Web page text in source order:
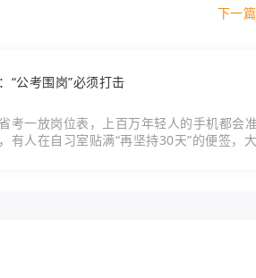
下一篇
“公考围岗”必须打击
考一放岗位表，上百万年轻人的手机都
有人在自习室贴满“再坚持30天”的便签，